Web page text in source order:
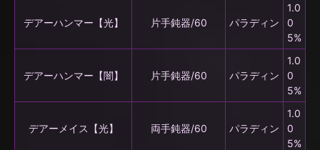
デアーハンマー【光】 片手鈍器/60 パラディン
1.0
0
5%
デアーハンマー【闇】 片手鈍器/60 パラディン
1.0
0
5%
デアーメイス【光】 両手鈍器/60 パラディン
1.0
0
5%